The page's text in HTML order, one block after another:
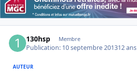
130hsp Membre
Publication: 10 septembre 201312 ans
AUTEUR